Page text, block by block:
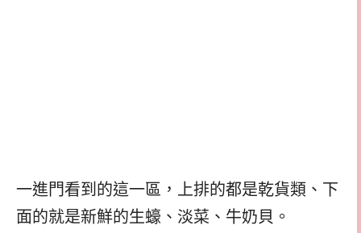
一進門看到的這一區，上排的都是乾貨類、下
面的就是新鮮的生蠔、淡菜、牛奶貝。